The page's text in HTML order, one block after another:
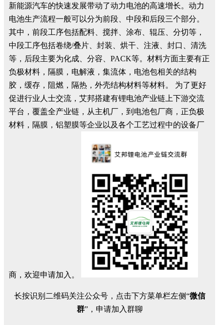
新能源汽车的快速发展带动了动力电池的高速增长。动力
电池生产流程一般可以分为前段、中段和后段三个部分。
其中，前段工序包括配料、搅拌、涂布、辊压、分切等，
中段工序包括卷绕/叠片、封装、烘干、注液、封口、清洗
等，后段主要为化成、分容、PACK等。材料方面主要有正
负极材料，隔膜，电解液，集流体，电池包相关的结构
胶，缓存，阻燃，隔热，外壳结构材料等材料。 为了更好
促进行业人士交流，艾邦搭建有锂电池产业链上下游交流
平台，覆盖全产业链，从主机厂，到电池包厂商，正负极
材料，隔膜，铝塑膜等企业以及各个工艺过程中的设备厂
商，欢迎申请加入。
长按识别二维码关注公众号，点击下方菜单栏左侧“微信
群”，申请加入群聊